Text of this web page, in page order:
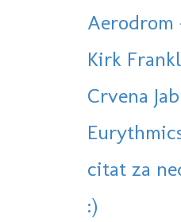
Aerodrom
Kirk
Crvena
citat za
:)